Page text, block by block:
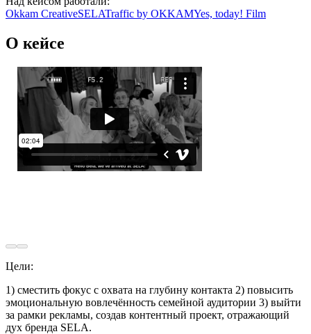
Okkam CreativeSELATraffic by OKKAMYes, today! Film
О кейсе
Цели:
1) сместить фокус с охвата на глубину контакта 2) повысить
эмоциональную вовлечённость семейной аудитории 3) выйти
за рамки рекламы, создав контентный проект, отражающий
дух бренда SELA.